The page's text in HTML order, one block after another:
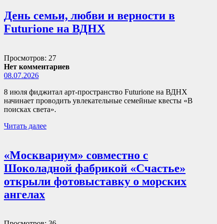
День семьи, любви и верности в
Futurione на ВДНХ
Просмотров: 27
Нет комментариев
08.07.2026
8 июля фиджитал арт-пространство Futurione на ВДНХ
начинает проводить увлекательные семейные квесты «В
поисках света».
Читать далее
«Москвариум» совместно с
Шоколадной фабрикой «Счастье»
открыли фотовыставку о морских
ангелах